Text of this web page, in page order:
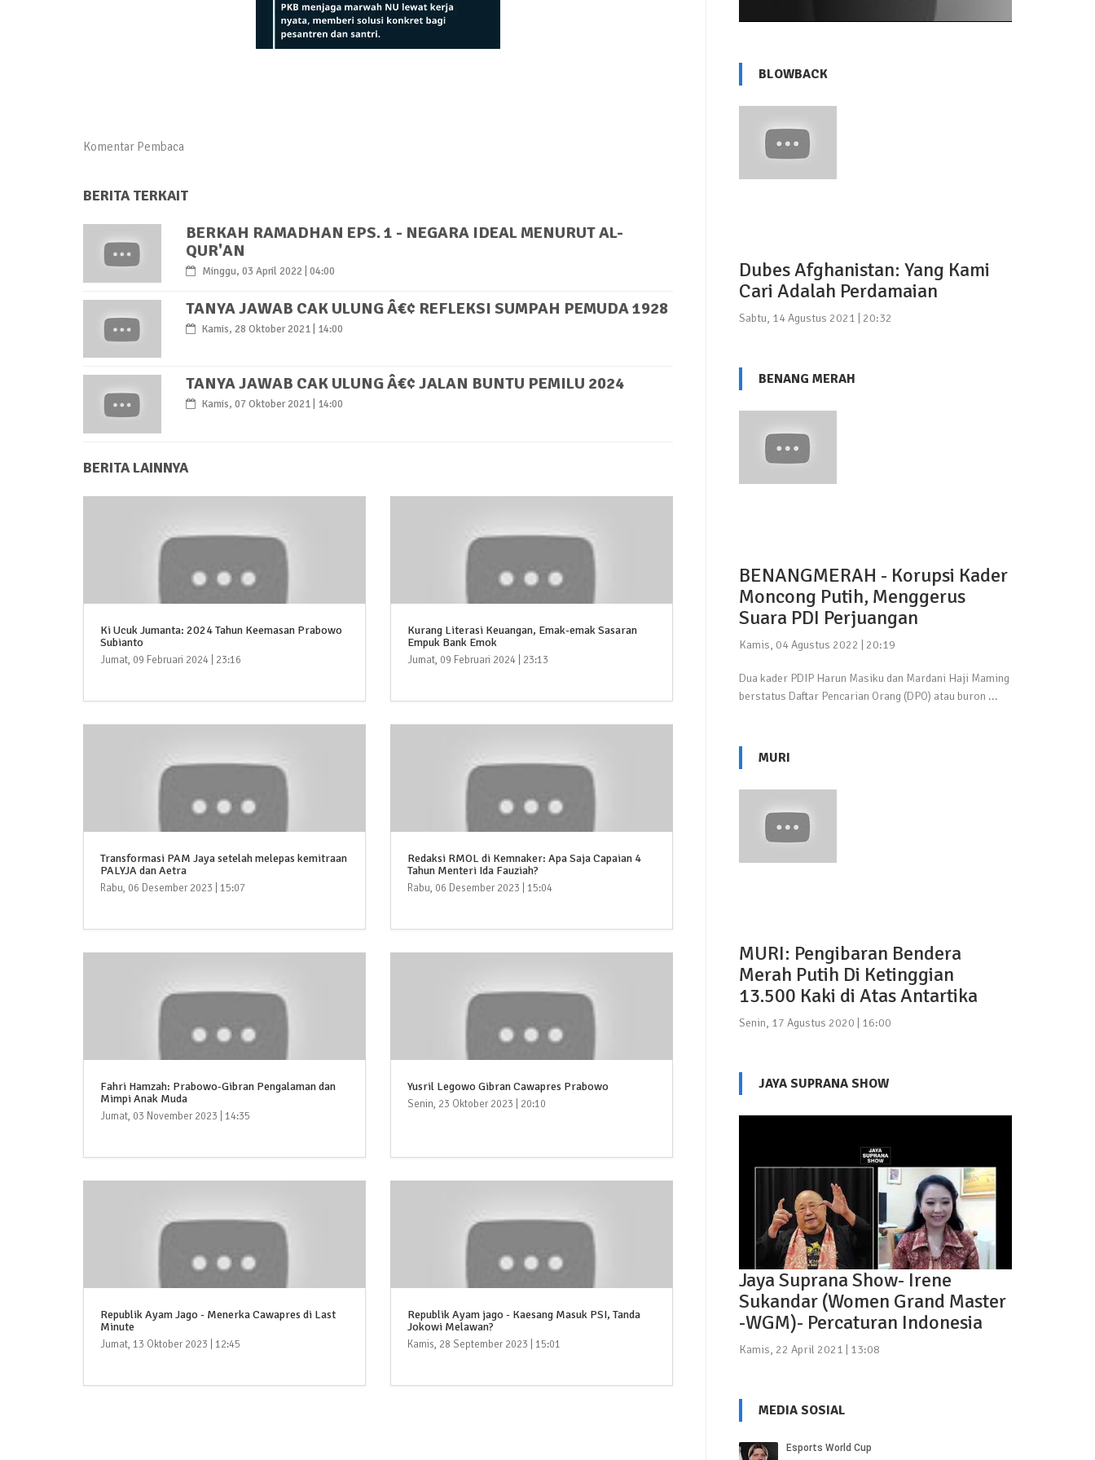
Komentar Pembaca
BERITA TERKAIT
BERKAH RAMADHAN EPS. 1 - NEGARA IDEAL MENURUT AL-
QUR'AN
Minggu, 03 April 2022 | 04:00
TANYA JAWAB CAK ULUNG Â€¢ REFLEKSI SUMPAH PEMUDA 1928
Kamis, 28 Oktober 2021 | 14:00
TANYA JAWAB CAK ULUNG Â€¢ JALAN BUNTU PEMILU 2024
Kamis, 07 Oktober 2021 | 14:00
BERITA LAINNYA
Ki Ucuk Jumanta: 2024 Tahun Keemasan Prabowo
Subianto
Jumat, 09 Februari 2024 | 23:16
Kurang Literasi Keuangan, Emak-emak Sasaran
Empuk Bank Emok
Jumat, 09 Februari 2024 | 23:13
Transformasi PAM Jaya setelah melepas kemitraan
PALYJA dan Aetra
Rabu, 06 Desember 2023 | 15:07
Redaksi RMOL di Kemnaker: Apa Saja Capaian 4
Tahun Menteri Ida Fauziah?
Rabu, 06 Desember 2023 | 15:04
Fahri Hamzah: Prabowo-Gibran Pengalaman dan
Mimpi Anak Muda
Jumat, 03 November 2023 | 14:35
Yusril Legowo Gibran Cawapres Prabowo
Senin, 23 Oktober 2023 | 20:10
Republik Ayam Jago - Menerka Cawapres di Last
Minute
Jumat, 13 Oktober 2023 | 12:45
Republik Ayam jago - Kaesang Masuk PSI, Tanda
Jokowi Melawan?
Kamis, 28 September 2023 | 15:01
BLOWBACK
Dubes Afghanistan: Yang Kami
Cari Adalah Perdamaian
Sabtu, 14 Agustus 2021 | 20:32
BENANG MERAH
BENANGMERAH - Korupsi Kader
Moncong Putih, Menggerus
Suara PDI Perjuangan
Kamis, 04 Agustus 2022 | 20:19
Dua kader PDIP Harun Masiku dan Mardani Haji Maming
berstatus Daftar Pencarian Orang (DPO) atau buron ...
MURI
MURI: Pengibaran Bendera
Merah Putih Di Ketinggian
13.500 Kaki di Atas Antartika
Senin, 17 Agustus 2020 | 16:00
JAYA SUPRANA SHOW
Jaya Suprana Show- Irene
Sukandar (Women Grand Master
-WGM)- Percaturan Indonesia
Kamis, 22 April 2021 | 13:08
MEDIA SOSIAL